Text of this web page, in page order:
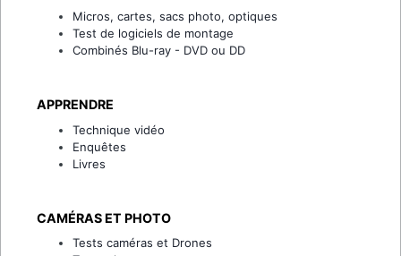
Micros, cartes, sacs photo, optiques
Test de logiciels de montage
Combinés Blu-ray - DVD ou DD
APPRENDRE
Technique vidéo
Enquêtes
Livres
CAMÉRAS ET PHOTO
Tests caméras et Drones